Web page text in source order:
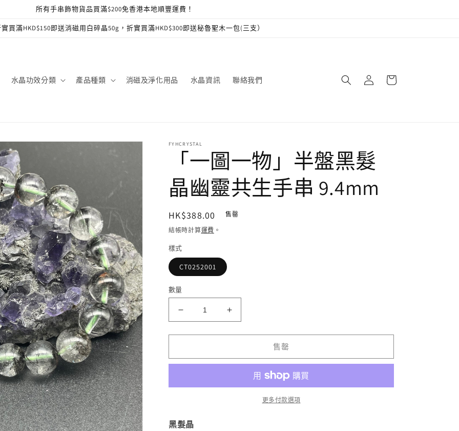
所有手串飾物貨品買滿$200免香港本地順豐運費！
買滿HKD$150即送消磁用白碎晶50g，折實買滿HKD$300即送秘魯聖木一包(三支）
水晶功效分類 產品種類 消磁及淨化用品 水晶資訊 聯絡我們
登
入
物
FYHCRYSTAL
「一圖一物」半盤黑髮
晶幽靈共生手串 9.4mm
定
價
HK$388.00 售罄
結帳時計算運費 。
樣式
CT0252001
數量
物」
晶
物」
售罄
更多付款選項
黑髮晶